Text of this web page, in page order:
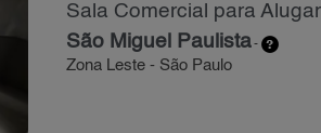
Sala Comercial para
São Miguel Paulista-
Zona Leste - São Paulo